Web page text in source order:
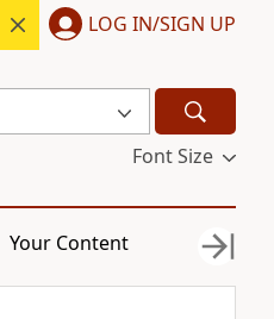
LOG IN/SIGN UP
Font Size
Your Content